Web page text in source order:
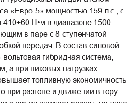
«Евро-5» мощностью 159 л.с., с
Н•м в диапазоне 1500–
в паре с 8-ступенчатой
передач. В состав силовой
вольтовая гибридная система,
а при пиковых нагрузках —
топливную экономичность
при разгоне и движении в гору.